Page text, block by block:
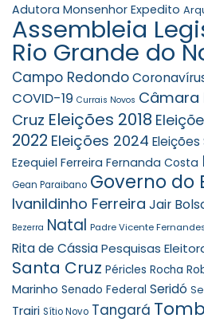
Adutora Monsenhor Expedito
Assembleia
Rio Grande do
Campo Redondo
COVID-19 Currais Novos Câmara
Cruz Eleições 2018
2022 Eleições 2024
Ezequiel Ferreira Fernanda Costa
Gean Paraibano Governo do
Ivanildinho Ferreira Jair
Bezerra Natal Padre Vicente
Rita de CássiaPesquisas
Santa Cruz Péricles Rocha
Marinho Senado Federal Seridó
Trairi Sítio Novo Tangará